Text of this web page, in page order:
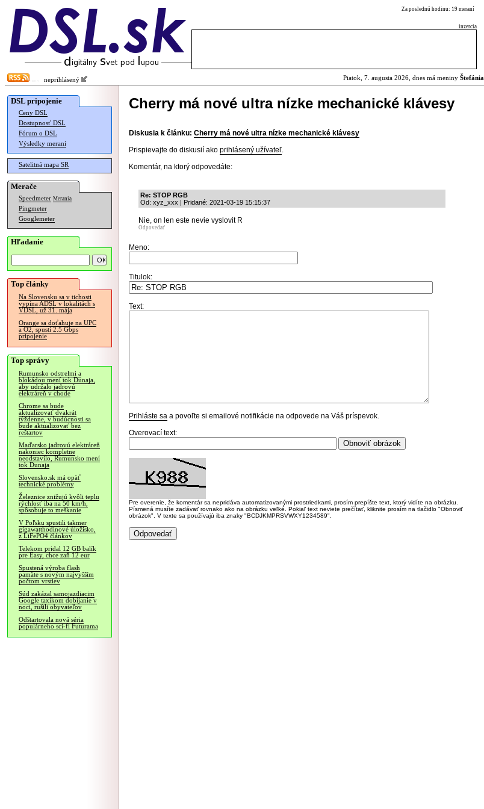
Za poslednú hodinu: 19 meraní
inzercia
neprihlásený Piatok, 7. augusta 2026, dnes má meniny Štefánia
DSL pripojenie
Ceny DSL
Dostupnosť DSL
Fórum o DSL
Výsledky meraní
Satelitná mapa SR
Merače
Speedmeter Merania
Pingmeter
Googlemeter
Hľadanie
Top články
Na Slovensku sa v tichosti
vypína ADSL v lokalitách s
VDSL, už 31. mája
Orange sa doťahuje na UPC
a O2, spustí 2.5 Gbps
pripojenie
Top správy
Rumunsko odstrelmi a
blokádou mení tok Dunaja,
aby udržalo jadrovú
elektráreň v chode
Chrome sa bude
aktualizovať dvakrát
týždenne, v budúcnosti sa
bude aktualizovať bez
reštartov
Maďarsko jadrovú elektráreň
nakoniec kompletne
neodstavilo, Rumunsko mení
tok Dunaja
Slovensko.sk má opäť
technické problémy
Železnice znižujú kvôli teplu
rýchlosť iba na 50 km/h,
spôsobuje to meškanie
V Poľsku spustili takmer
gigawatthodinové úložisko,
z LiFePO4 článkov
Telekom pridal 12 GB balík
pre Easy, chce zaň 12 eur
Spustená výroba flash
pamäte s novým najvyšším
počtom vrstiev
Súd zakázal samojazdiacim
Google taxíkom dobíjanie v
noci, rušili obyvateľov
Odštartovala nová séria
populárneho sci-fi Futurama
Cherry má nové ultra nízke mechanické klávesy
Diskusia k článku: Cherry má nové ultra nízke mechanické klávesy
Prispievajte do diskusií ako prihlásený užívateľ.
Komentár, na ktorý odpovedáte:
Re: STOP RGB
Od: xyz_xxx | Pridané: 2021-03-19 15:15:37
Nie, on len este nevie vyslovit R
Odpovedať
Meno:
Titulok:
Text:
Prihláste sa a povoľte si emailové notifikácie na odpovede na Váš príspevok.
Overovací text:
Pre overenie, že komentár sa nepridáva automatizovanými prostriedkami, prosím prepíšte text, ktorý vidíte na obrázku.
Písmená musíte zadávať rovnako ako na obrázku veľké. Pokiaľ text neviete prečítať, kliknite prosím na tlačidlo "Obnoviť
obrázok". V texte sa používajú iba znaky "BCDJKMPRSVWXY1234589".